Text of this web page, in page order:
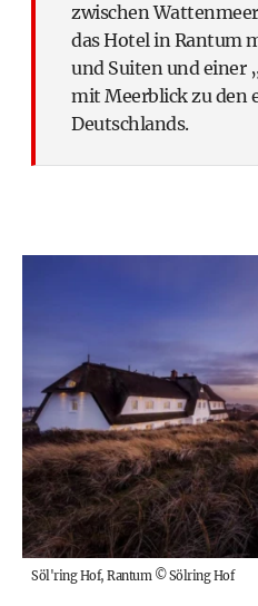
zwischen
das Hotel in Rantum
und Suiten und einer
mit Meerblick zu den
Deutschlands.
Söl'ring Hof, Rantum ©Sölring Hof